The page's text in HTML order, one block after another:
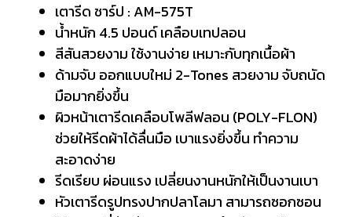
เตารีด ชาร์ป : AM-575T
น้ำหนัก 4.5 ปอนด์ เคลือบเทปลอน
สีสันสวยงาม ใช้งานง่าย เหมาะกับทุกเนื้อผ้า
ด้ามจับ ออกแบบใหม่ 2-Tones สวยงาม จับถนัด
มือมากยิ่งขึ้น
ผิวหน้าเตารีดเคลือบโพลีฟลอน (POLY-FLON)
ช่วยให้รีดผ้าได้ลื่นมือ เบาแรงยิ่งขึ้น ทำความ
สะอาดง่าย
รีดเรียบ ผ่อนแรง เปลี่ยนงานหนักให้เป็นงานเบา
หัวเตารีดรูปทรงปากปลาโลมา สามารถซอกซอน